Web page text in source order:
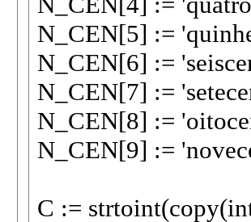
N_CEN[5] :=
N_CEN[6] :=
N_CEN[7] :=
N_CEN[8] :=
N_CEN[9] :=
C :=